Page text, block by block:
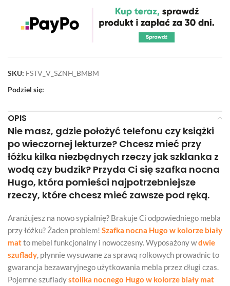
SKU: FSTV_V_SZNH_BMBM
Podziel się:
OPIS
Nie masz, gdzie położyć telefonu czy książki
po wieczornej lekturze? Chcesz mieć przy
łóżku kilka niezbędnych rzeczy jak szklanka z
wodą czy budzik? Przyda Ci się szafka nocna
Hugo, która pomieści najpotrzebniejsze
rzeczy, które chcesz mieć zawsze pod ręką.
Aranżujesz na nowo sypialnię? Brakuje Ci odpowiedniego mebla
przy łóżku? Żaden problem! Szafka nocna Hugo w kolorze biały
matto mebel funkcjonalny i nowoczesny. Wyposażony wdwie
szuflady, płynnie wysuwane za sprawą rolkowych prowadnic to
gwarancja bezawaryjnego użytkowania mebla przez długi czas.
Pojemne szufladystolika nocnego Hugo w kolorze biały mat